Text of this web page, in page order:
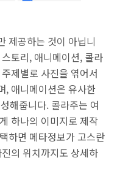
제공하는 것이 아닙니
토리, 애니메이션, 콜라
제별로 사진을 엮어서
, 애니메이션은 유사한
해줍니다. 콜라주는 여
하나의 이미지로 제작
하면 메타정보가 고스란
의 위치까지도 상세하